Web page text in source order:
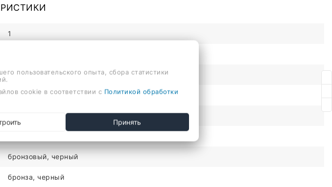
1
нет
однорычажный
на раковину или столешницу
бронзовый, черный
бронза, черный
пользовательского опыта, сбора статистики
cookie в соответствии с Политикой обработки
Принять